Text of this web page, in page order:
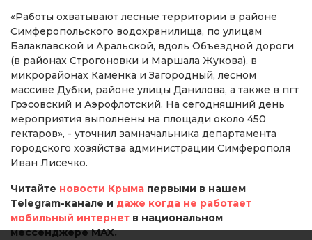
«Работы охватывают лесные территории в районе
Симферопольского водохранилища, по улицам
Балаклавской и Аральской, вдоль Объездной дороги
(в районах Строгоновки и Маршала Жукова), в
микрорайонах Каменка и Загородный, лесном
массиве Дубки, районе улицы Данилова, а также в пгт
Грэсовский и Аэрофлотский. На сегодняшний день
мероприятия выполнены на площади около 450
гектаров», - уточнил замначальника департамента
городского хозяйства администрации Симферополя
Иван Лисечко.
Читайте новости Крыма первыми в нашем
Telegram-канале и даже когда не работает
мобильный интернет в национальном
мессенджере MAX.